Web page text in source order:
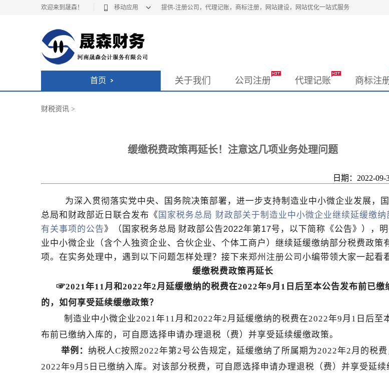
欢迎来到晟森！ 移动应用 提供-注册公司，代理记账，商标注册，网站建设，网站优化一站式服务
首页 关于我们 公司注册 代理记账 商标注
财税资讯 >
缓缴税费政策再延长！注意这几项业务处理问题
日期：2022-09-
为深入贯彻落实党中央、国务院决策部署，进一步支持制造业中小微企业发展，
总局和财政部近日联合发布《 国家税务总局 财政部关于制造业中小微企业继续延缓缴纳
有关事项的公告》（国家税务总局 财政部公告2022年第17号，以下简称《公告》），
业中小微企业（含个人独资企业、合伙企业、个体工商户）继续延缓缴纳部分税费政策
项。在实务处理中，遇到以下问题怎样处理？接下来郑州注册公司 小编带领大家一起看
缓缴税费政策再延长
☞2021年11月和2022年2月延缓缴纳的税费在2022年9月1日后至本公告发布前已缴
的，如何享受延续缓缴政策？
制造业中小微企业2021年11月和2022年2月延缓缴纳的税费在2022年9月1日后至
布前已缴纳入库的，可自愿选择申请办理退税（费）并享受延续缓缴政策。
举例： 纳税人C按照2022年第2号公告规定，延缓缴纳了所属期为2022年2月的税费
2022年9月5日已缴纳入库。对该部分税费，可自愿选择申请办理退税（费）并享受延续